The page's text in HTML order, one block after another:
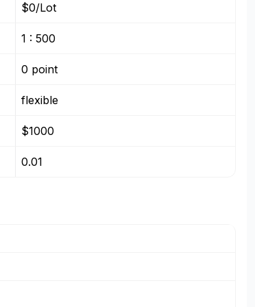
$0/Lot
1 : 500
0 point
flexible
$1000
0.01